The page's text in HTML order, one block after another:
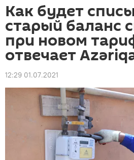
Как будет
старый баланс
при новом
отвечает
12:29 01.07.2021